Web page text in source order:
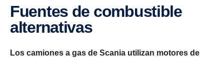
Fuentes de combustible
alternativas
Los camiones a gas de Scania utilizan motores de